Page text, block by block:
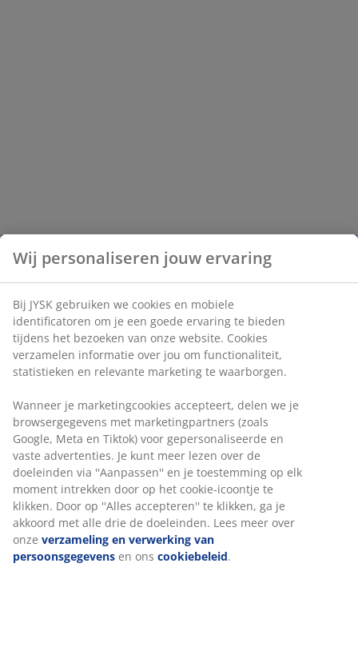
Wij personaliseren jouw ervaring
Bij JYSK gebruiken we cookies en mobiele
identificatoren om je een goede ervaring te bieden
tijdens het bezoeken van onze website. Cookies
verzamelen informatie over jou om functionaliteit,
statistieken en relevante marketing te waarborgen.
Wanneer je marketingcookies accepteert, delen we je
browsergegevens met marketingpartners (zoals
Google, Meta en Tiktok) voor gepersonaliseerde en
vaste advertenties. Je kunt meer lezen over de
doeleinden via ''Aanpassen'' en je toestemming op elk
moment intrekken door op het cookie-icoontje te
klikken. Door op ''Alles accepteren'' te klikken, ga je
akkoord met alle drie de doeleinden. Lees meer over
onze verzameling en verwerking van
persoonsgegevens en ons cookiebeleid.